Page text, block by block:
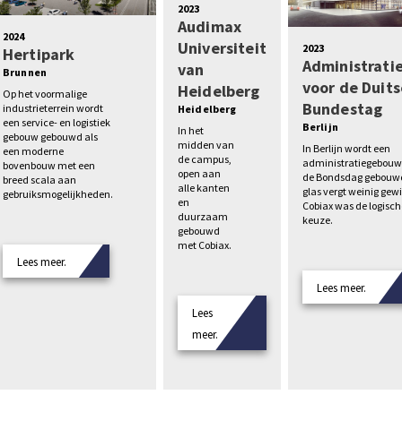
2024
Hertipark
Brunnen
Op het voormalige
industrieterrein wordt
een service- en logistiek
gebouw gebouwd als
een moderne
bovenbouw met een
breed scala aan
gebruiksmogelijkheden.
Lees meer.
2023
Audimax
Universiteit
van
Heidelberg
Heidelberg
In het
midden van
de campus,
open aan
alle kanten
en
duurzaam
gebouwd
met Cobiax.
Lees
meer.
2023
voor de
Bundestag
Berlijn
In Berlijn wordt een
de Bondsdag
glas vergt weinig
Cobiax was de
keuze.
Lees meer.